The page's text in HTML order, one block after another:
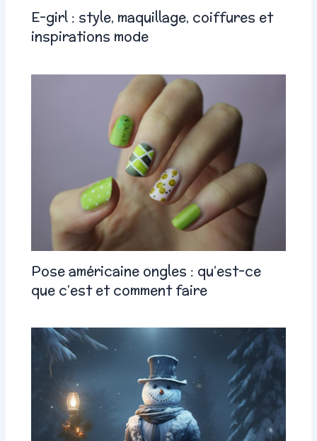
E-girl : style, maquillage, coiffures et
inspirations mode
Pose américaine ongles : qu’est-ce
que c’est et comment faire